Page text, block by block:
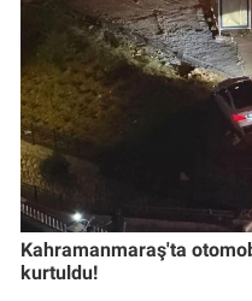
Kahramanmaraş'ta
kurtuldu!